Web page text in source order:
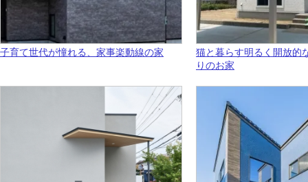
子育て世代が憧れる、家事楽動線の家
猫と暮らす明るく開放的
りのお家